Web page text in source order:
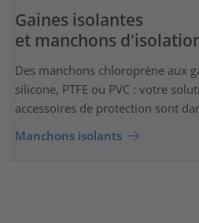
Gaines isolantes
et manchons
Des manchons chloroprène aux
silicone, PTFE ou PVC : votre
accessoires de protection sont
Manchons isolants